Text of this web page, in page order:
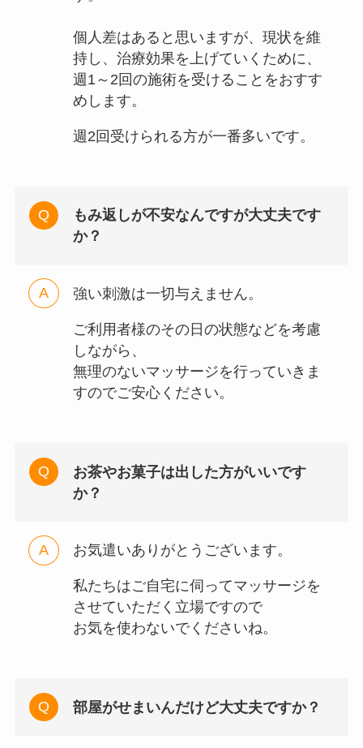
個人差はあると思いますが、現状を維
持し、治療効果を上げていくために、
週1～2回の施術を受けることをおすす
めします。
週2回受けられる方が一番多いです。
もみ返しが不安なんですが大丈夫です
か？
強い刺激は一切与えません。
ご利用者様のその日の状態などを考慮
しながら、
無理のないマッサージを行っていきま
すのでご安心ください。
お茶やお菓子は出した方がいいです
か？
お気遣いありがとうございます。
私たちはご自宅に伺ってマッサージを
させていただく立場ですので
お気を使わないでくださいね。
部屋がせまいんだけど大丈夫ですか？